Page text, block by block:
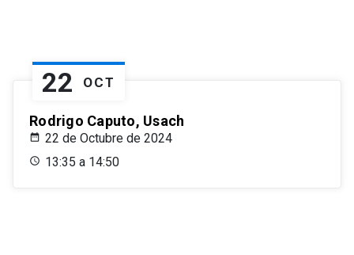
22 OCT
Rodrigo Caputo, Usach
22 de Octubre de 2024
13:35 a 14:50